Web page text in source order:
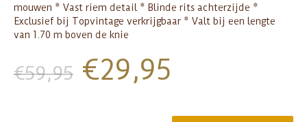
mouwen * Vast riem detail * Blinde rits achterzijde *
Exclusief bij Topvintage verkrijgbaar * Valt bij een lengte
van 1.70 m boven de knie
€59,95 €29,95